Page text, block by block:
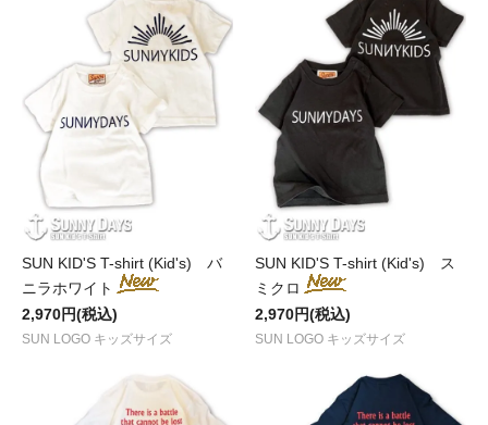
SUN KID'S T-shirt (Kid's) バ
ニラホワイト
2,970円(税込)
SUN LOGO キッズサイズ
SUN KID'S T-shirt (Kid's) ス
ミクロ
2,970円(税込)
SUN LOGO キッズサイズ